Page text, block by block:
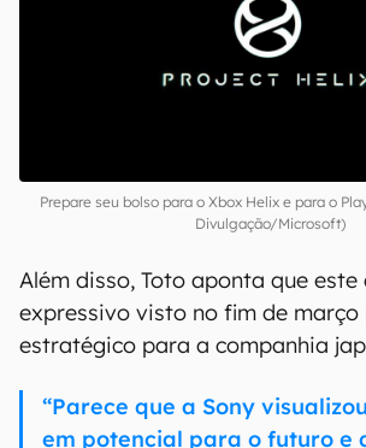
Prepare seu bolso para o Xbox Helix e para o
Divulgação/Microsoft)
Além disso, Toto aponta que este
expressivo visto no fim de março
estratégico para a companhia
“Parece que a Sony
em potencial para o futuro e